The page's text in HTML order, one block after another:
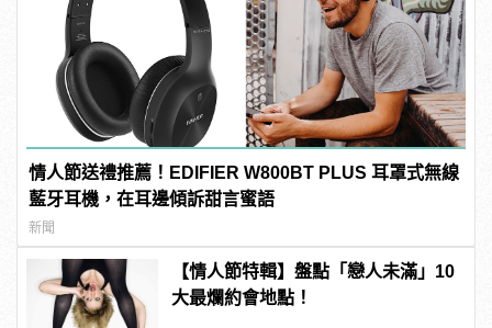
情人節送禮推薦！EDIFIER W800BT PLUS 耳罩式無線
藍牙耳機，在耳邊傾訴甜言蜜語
新聞
【情人節特輯】盤點「戀人未滿」10
大最爛約會地點！